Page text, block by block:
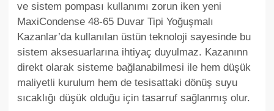
ve sistem pompası kullanımı zorun iken yeni
MaxiCondense 48-65 Duvar Tipi Yoğuşmalı
Kazanlar’da kullanılan üstün teknoloji sayesinde bu
sistem aksesuarlarına ihtiyaç duyulmaz. Kazanınn
direkt olarak sisteme bağlanabilmesi ile hem düşük
maliyetli kurulum hem de tesisattaki dönüş suyu
sıcaklığı düşük olduğu için tasarruf sağlanmış olur.